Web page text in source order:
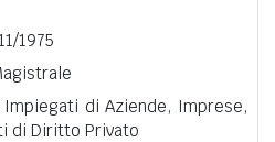
1975
di Aziende, Imprese,
di Diritto Privato